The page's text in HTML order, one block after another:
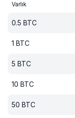
Varlık
0.5 BTC
1 BTC
5 BTC
10 BTC
50 BTC